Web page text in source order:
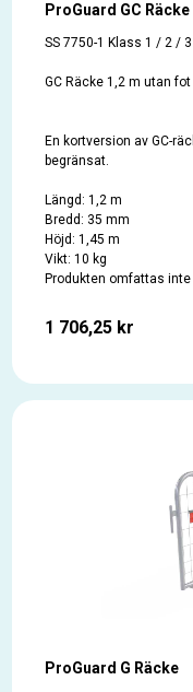
ProGuard GC Räcke
SS 7750-1 Klass 1 / 2 / 3
GC Räcke 1,2 m utan fot
En kortversion av GC-
begränsat.
Längd: 1,2 m
Bredd: 35 mm
Höjd: 1,45 m
Vikt: 10 kg
Produkten omfattas
1 706,25 kr
ProGuard G Räcke